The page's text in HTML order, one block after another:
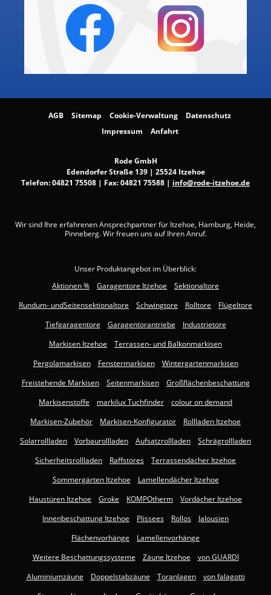
AGB Sitemap Cookie-Verwaltung
Datenschutz
Impressum
Anfahrt
Rode GmbH
Edendorfer Straße 139 | 25524 Itzehoe
Telefon:04821 75508 | Fax: 04821 75588 | info@rode-itzehoe.de
Wir sind Ihre erfahrenen Ansprechpartner für Itzehoe, Hamburg, Heide,
Pinneberg. Wir freuen uns auf Ihren Anruf.
Unser Produktangebot im Überblick:
Aktionen %
Garagentore Itzehoe
Sektionaltore
Rundum- undSeitensektionaltore
Schwingtore Rolltore
Flügeltore
Tiefgaragentore
Garagentorantriebe
Industrietore
Markisen Itzehoe
Terrassen- und Balkonmarkisen
Pergolamarkisen
Fenstermarkisen
Wintergartenmarkisen
Freistehende Markisen
Seitenmarkisen
Großflächenbeschattung
Markisenstoffe
markilux Tuchfinder
colour on demand
Markisen-Zubehör
Markisen-Konfigurator
Rollladen Itzehoe
Solarrollladen
Vorbaurollladen Aufsatzrollladen
Schrägrollladen
Sicherheitsrollladen
Raffstores
Terrassendächer Itzehoe
Sommergärten Itzehoe
Lamellendächer Itzehoe
Haustüren Itzehoe
Groke KOMPOtherm
Vordächer Itzehoe
Innenbeschattung Itzehoe
Plissees Rollos
Jalousien
Flächenvorhänge
Lamellenvorhänge
Weitere Beschattungssysteme
Zäune Itzehoe
von GUARDI
Aluminiumzäune
Doppelstabzäune Toranlagen
von falagotti